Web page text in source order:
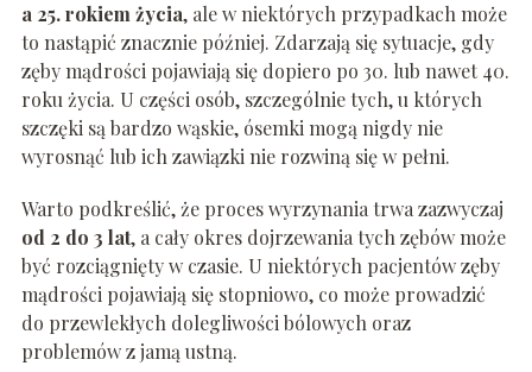
a 25. rokiem życia, ale w niektórych przypadkach może
to nastąpić znacznie później. Zdarzają się sytuacje, gdy
zęby mądrości pojawiają się dopiero po 30. lub nawet 40.
roku życia. U części osób, szczególnie tych, u których
szczęki są bardzo wąskie, ósemki mogą nigdy nie
wyrosnąć lub ich zawiązki nie rozwiną się w pełni.
Warto podkreślić, że proces wyrzynania trwa zazwyczaj
od 2 do 3 lat, a cały okres dojrzewania tych zębów może
być rozciągnięty w czasie. U niektórych pacjentów zęby
mądrości pojawiają się stopniowo, co może prowadzić
do przewlekłych dolegliwości bólowych oraz
problemów z jamą ustną.